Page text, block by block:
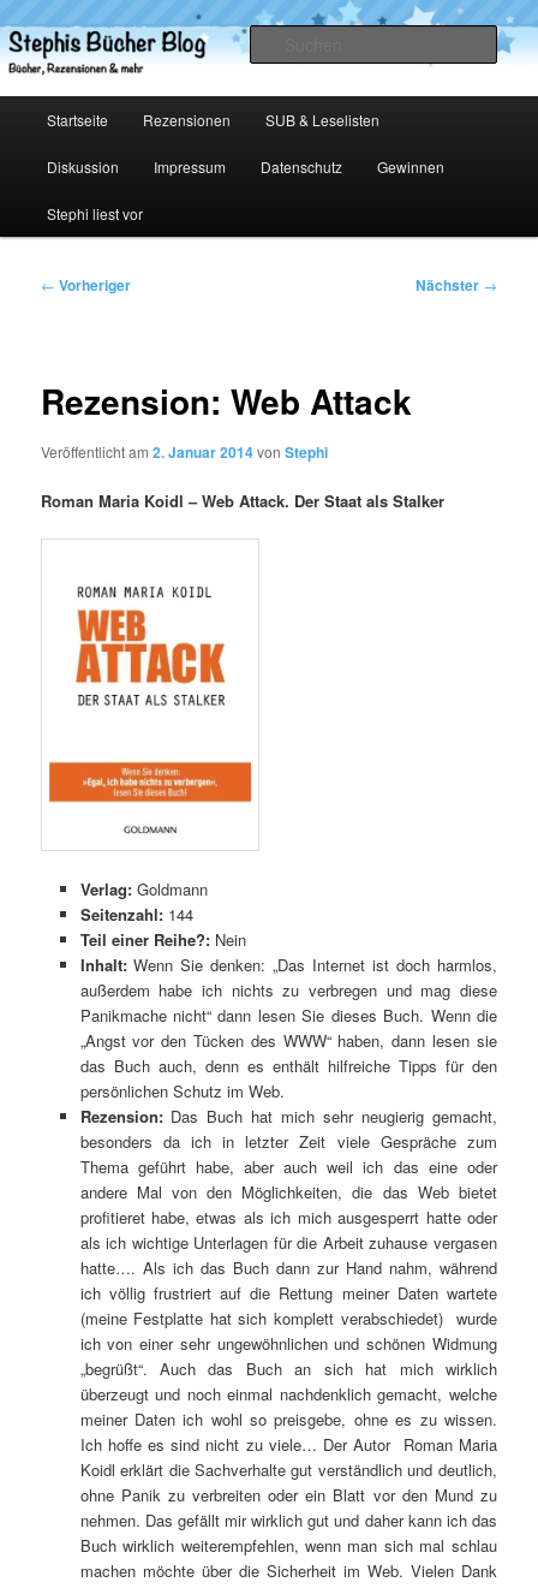
primären
Inhalt
Stephis Bücher Blog
Startseite Rezensionen SUB & Leselisten
Diskussion Impressum Datenschutz Gewinnen
Stephi liest vor
Beitragsnavigation
← Vorheriger Nächster →
Rezension: Web Attack
Veröffentlicht am2. Januar 2014vonStephi
Roman Maria Koidl – Web Attack. Der Staat als Stalker
Verlag: Goldmann
Seitenzahl: 144
Teil einer Reihe?: Nein
Inhalt:Wenn Sie denken: „Das Internet ist doch harmlos,
außerdem habe ich nichts zu verbregen und mag diese
Panikmache nicht“ dann lesen Sie dieses Buch. Wenn die
„Angst vor den Tücken des WWW“ haben, dann lesen sie
das Buch auch, denn es enthält hilfreiche Tipps für den
persönlichen Schutz im Web.
Rezension: Das Buch hat mich sehr neugierig gemacht,
besonders da ich in letzter Zeit viele Gespräche zum
Thema geführt habe, aber auch weil ich das eine oder
andere Mal von den Möglichkeiten, die das Web bietet
profitieret habe, etwas als ich mich ausgesperrt hatte oder
als ich wichtige Unterlagen für die Arbeit zuhause vergasen
hatte…. Als ich das Buch dann zur Hand nahm, während
ich völlig frustriert auf die Rettung meiner Daten wartete
(meine Festplatte hat sich komplett verabschiedet) wurde
ich von einer sehr ungewöhnlichen und schönen Widmung
„begrüßt“. Auch das Buch an sich hat mich wirklich
überzeugt und noch einmal nachdenklich gemacht, welche
meiner Daten ich wohl so preisgebe, ohne es zu wissen.
Ich hoffe es sind nicht zu viele… Der Autor Roman Maria
Koidl erklärt die Sachverhalte gut verständlich und deutlich,
ohne Panik zu verbreiten oder ein Blatt vor den Mund zu
nehmen. Das gefällt mir wirklich gut und daher kann ich das
Buch wirklich weiterempfehlen, wenn man sich mal schlau
machen möchte über die Sicherheit im Web. Vielen Dank